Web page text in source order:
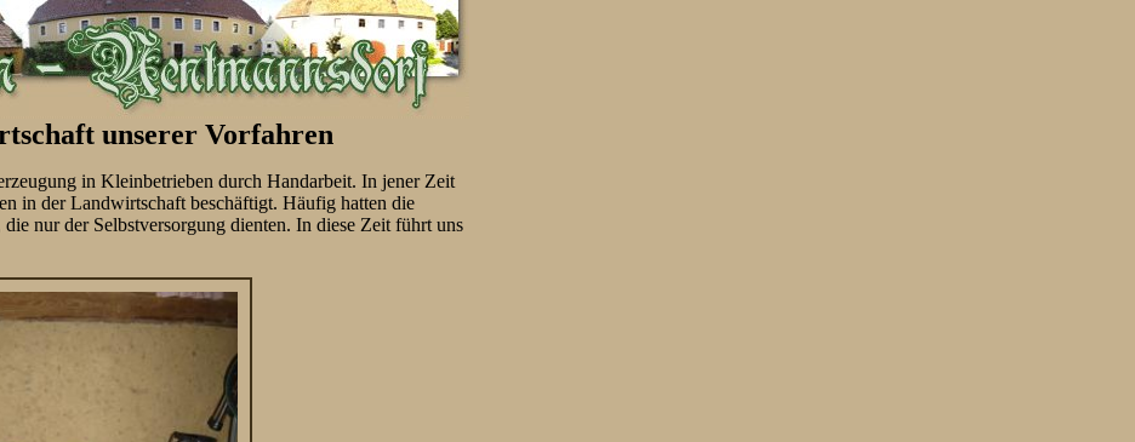
unserer Vorfahren
in Kleinbetrieben durch Handarbeit. In jener Zeit
in der Landwirtschaft beschäftigt. Häufig hatten die
nur der Selbstversorgung dienten. In diese Zeit führt uns